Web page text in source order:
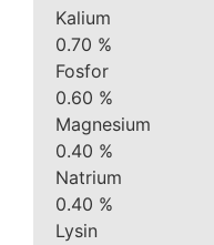
Kalium
0.70 %
Fosfor
0.60 %
Magnesium
0.40 %
Natrium
0.40 %
Lysin